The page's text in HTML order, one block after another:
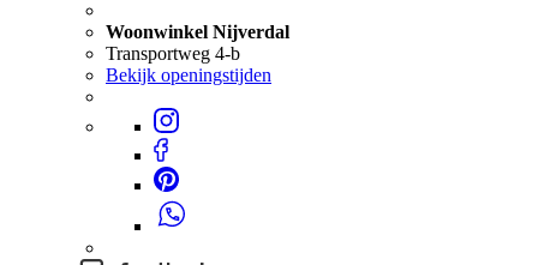
Woonwinkel Nijverdal
Transportweg 4-b
Bekijk openingstijden